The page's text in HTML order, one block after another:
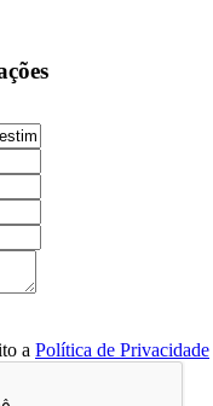
a Política de Privacidade